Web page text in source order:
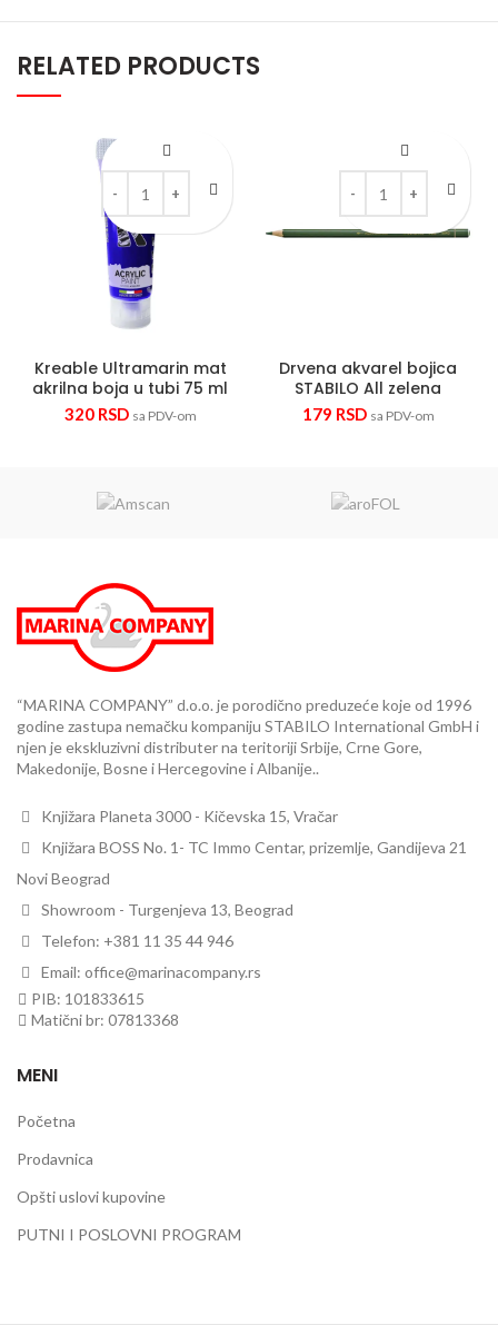
RELATED PRODUCTS
Kreable Ultramarin mat
akrilna boja u tubi 75 ml
320 RSD sa PDV-om
Kreable Ultramarin mat akrilna boja u tubi 75 ml quantity
Drvena akvarel bojica
STABILO All zelena
179 RSD sa PDV-om
Drvena akvarel bojica
“MARINA COMPANY” d.o.o. je porodično preduzeće koje od 1996
godine zastupa nemačku kompaniju STABILO International GmbH i
njen je ekskluzivni distributer na teritoriji Srbije, Crne Gore,
Makedonije, Bosne i Hercegovine i Albanije..
Knjižara Planeta 3000 - Kičevska 15, Vračar
Knjižara BOSS No. 1- TC Immo Centar, prizemlje, Gandijeva 21
Novi Beograd
Showroom - Turgenjeva 13, Beograd
Telefon: +381 11 35 44 946
Email: office@marinacompany.rs
PIB: 101833615
Matični br: 07813368
MENI
Početna
Prodavnica
Opšti uslovi kupovine
PUTNI I POSLOVNI PROGRAM